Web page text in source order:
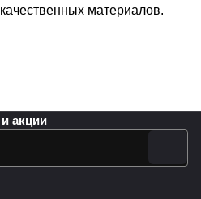
материалов.
акции